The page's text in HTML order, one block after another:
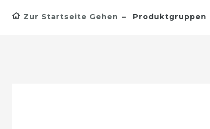
Zur Startseite Gehen Produktgruppen